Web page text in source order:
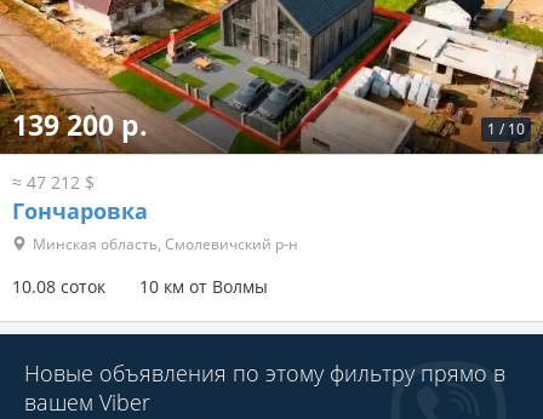
1 / 10
139 200 р.
≈ 47 212 $
Гончаровка
Минская область, Смолевичский р-н
10.08 соток 10 км от Волмы
Новые объявления по этому фильтру прямо в
вашем Viber